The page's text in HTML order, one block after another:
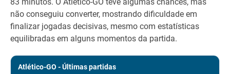
não conseguiu converter, mostrando dificuldade em
finalizar jogadas decisivas, mesmo com estatísticas
equilibradas em alguns momentos da partida.
Atlético-GO - Últimas partidas